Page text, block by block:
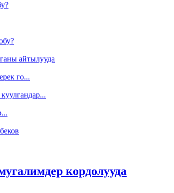
айтылууда
го...
кордолууда